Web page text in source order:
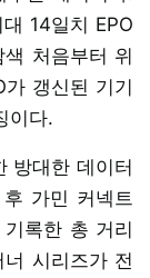
14일치 EPO
처음부터 위
갱신된 기기
이다.
방대한 데이터
가민 커넥트
록한 총 거리
시리즈가 전